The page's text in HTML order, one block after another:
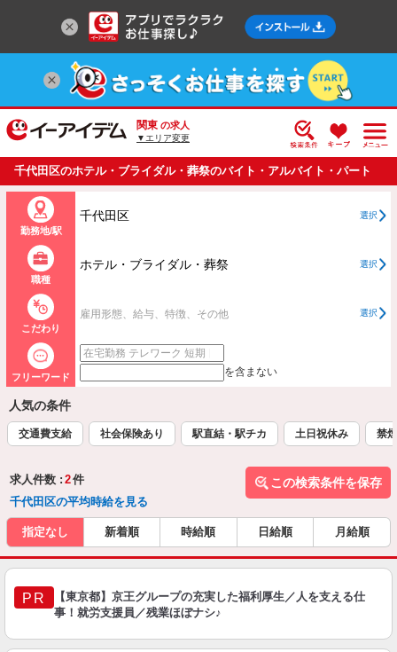
関東 の求人
▼エリア変更
千代田区のホテル・ブライダル・葬祭のバイト・アルバイト・パート
の求人情報一覧
勤務地/駅
千代田区 選択
職種
ホテル・ブライダル・葬祭 選択
こだわり
雇用形態、給与、特徴、その他 選択
フリーワード を含まない
人気の条件
交通費支給 社会保険あり 駅直結・駅チカ 土日祝休み 禁
求人件数 : 2件
千代田区の平均時給を見る
この検索条件を保存
指定なし 新着順 時給順 日給順 月給順
PR
【東京都】京王グループの充実した福利厚生／人を支える仕
事！就労支援員／残業ほぼナシ♪